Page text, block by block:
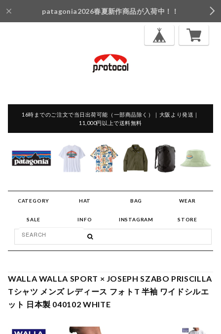
patagonia2026春夏新作商品が入荷中！！
16時までのご注文で当日出荷可能（一部商品除く）｜大阪より発送｜
11,000円以上で送料無料
CATEGORY HAT BAG WEAR
SALE INFO INSTAGRAM STORE
WALLA WALLA SPORT × JOSEPH SZABO PRISCILLA
Tシャツ メンズ レディース フォトT 半袖 ワイドシルエ
ット 日本製 040102 WHITE